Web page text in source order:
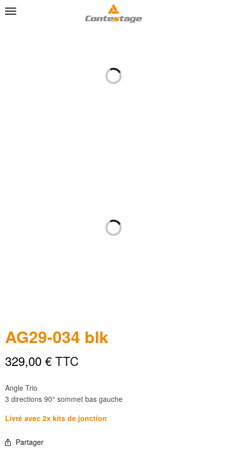
AG29-034 blk
329,00 € TTC
Angle Trio
3 directions 90° sommet bas gauche
Livré avec 2x kits de jonction
Partager